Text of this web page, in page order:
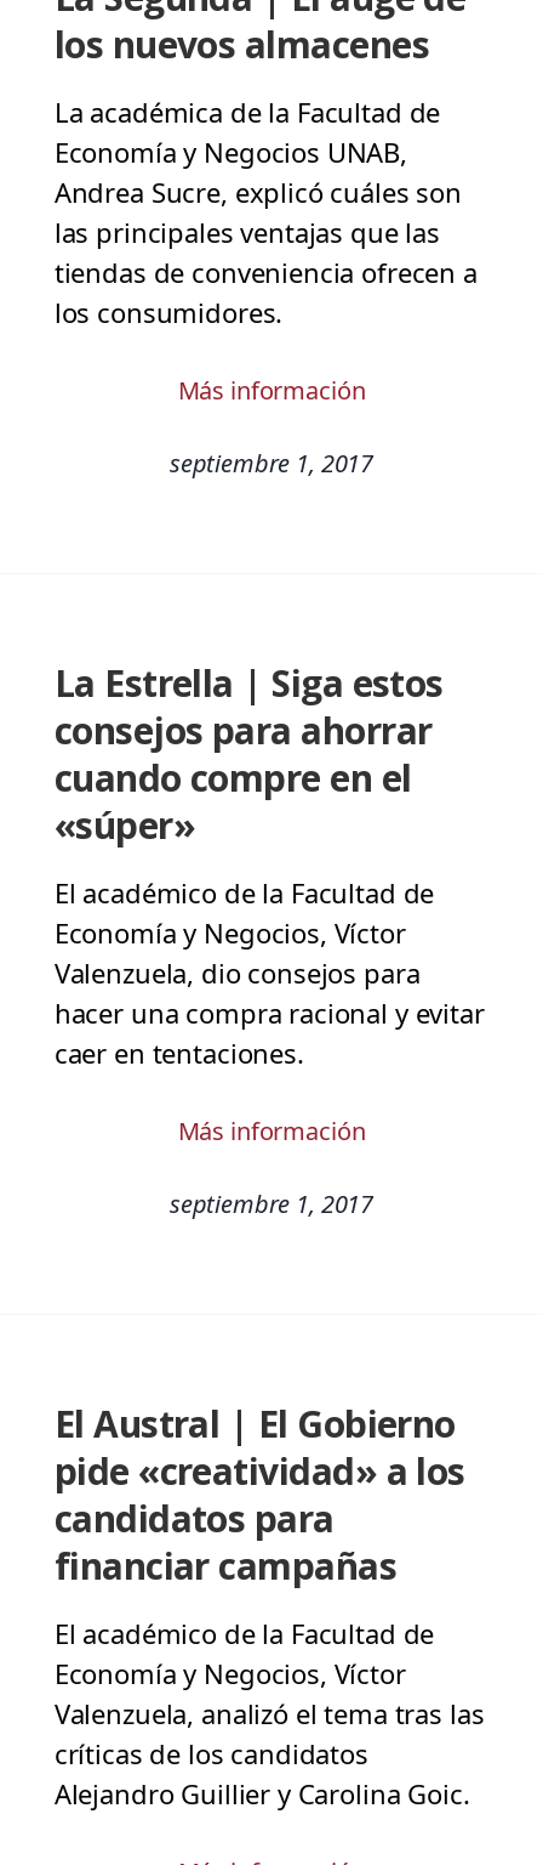
los nuevos almacenes
La académica de la Facultad de
Economía y Negocios UNAB,
Andrea Sucre, explicó cuáles son
las principales ventajas que las
tiendas de conveniencia ofrecen a
los consumidores.
Más información
septiembre 1, 2017
La Estrella | Siga estos
consejos para ahorrar
cuando compre en el
«súper»
El académico de la Facultad de
Economía y Negocios, Víctor
Valenzuela, dio consejos para
hacer una compra racional y evitar
caer en tentaciones.
Más información
septiembre 1, 2017
El Austral | El Gobierno
pide «creatividad» a los
candidatos para
financiar campañas
El académico de la Facultad de
Economía y Negocios, Víctor
Valenzuela, analizó el tema tras las
críticas de los candidatos
Alejandro Guillier y Carolina Goic.